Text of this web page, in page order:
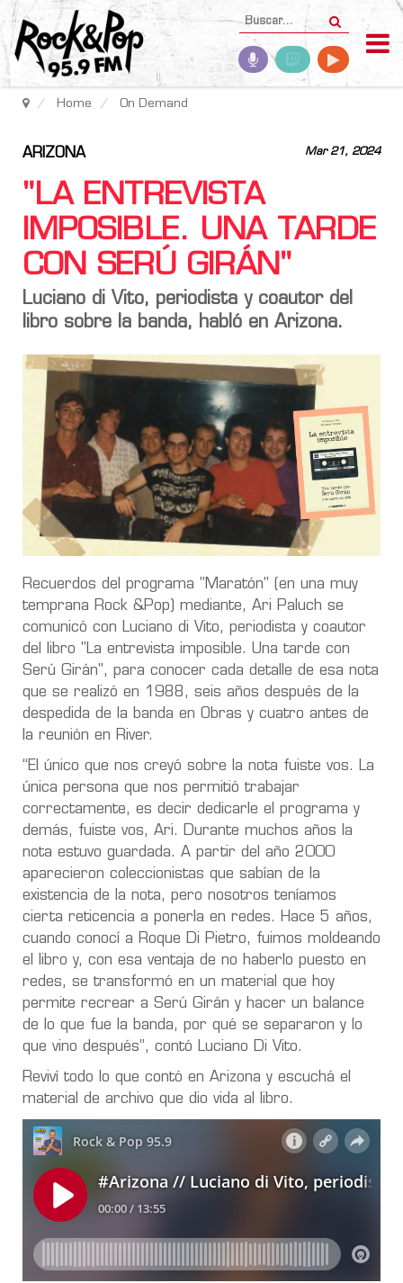
Home On Demand
Mar 21, 2024
ARIZONA
"LA ENTREVISTA
IMPOSIBLE. UNA TARDE
CON SERÚ GIRÁN"
Luciano di Vito, periodista y coautor del
libro sobre la banda, habló en Arizona.
Recuerdos del programa "Maratón" (en una muy
temprana Rock &Pop) mediante, Ari Paluch se
comunicó con Luciano di Vito, periodista y coautor
del libro "La entrevista imposible. Una tarde con
Serú Girán", para conocer cada detalle de esa nota
que se realizó en 1988, seis años después de la
despedida de la banda en Obras y cuatro antes de
la reunión en River.
“El único que nos creyó sobre la nota fuiste vos. La
única persona que nos permitió trabajar
correctamente, es decir dedicarle el programa y
demás, fuiste vos, Ari. Durante muchos años la
nota estuvo guardada. A partir del año 2000
aparecieron coleccionistas que sabían de la
existencia de la nota, pero nosotros teníamos
cierta reticencia a ponerla en redes. Hace 5 años,
cuando conocí a Roque Di Pietro, fuimos moldeando
el libro y, con esa ventaja de no haberlo puesto en
redes, se transformó en un material que hoy
permite recrear a Serú Girán y hacer un balance
de lo que fue la banda, por qué se separaron y lo
que vino después”, contó Luciano Di Vito.
Reviví todo lo que contó en Arizona y escuchá el
material de archivo que dio vida al libro.